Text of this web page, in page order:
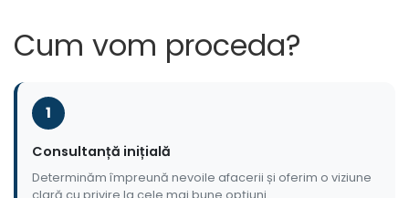
Cum vom proceda?
1
Consultanță inițială
Determinăm împreună nevoile afacerii și oferim o viziune